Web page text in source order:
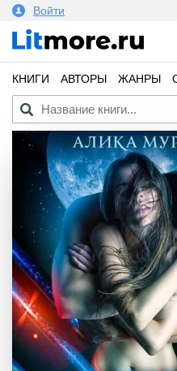
Войти
КНИГИ АВТОРЫ ЖАНРЫ